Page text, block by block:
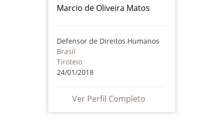
Marcio de Oliveira Matos
Defensor de Direitos Humanos
Brasil
Tiroteio
24/01/2018
Ver Perfil Completo